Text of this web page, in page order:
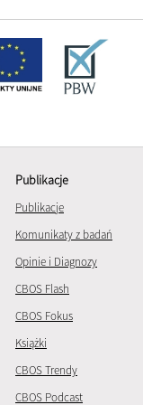
Publikacje
Publikacje
Komunikaty z badań
Opinie i Diagnozy
CBOS Flash
CBOS Fokus
Książki
CBOS Trendy
CBOS Podcast